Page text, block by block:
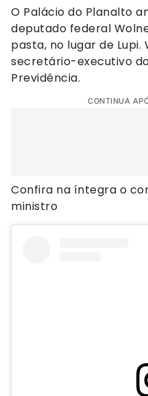
O Palácio do Planalto
deputado federal
pasta, no lugar de Lupi.
secretário-executivo
Previdência.
CONTINUA
Confira na íntegra o
ministro